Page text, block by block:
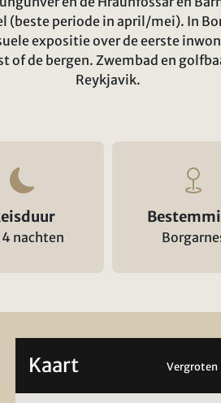
(beste periode in april/mei). In
expositie over de eerste
of de bergen. Zwembad en
Reykjavik.
nachten
Kaart Vergroten